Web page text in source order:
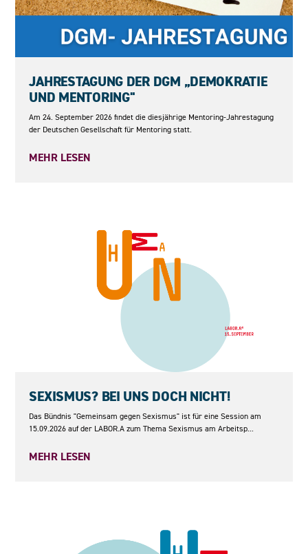
JAHRESTAGUNG DER DGM „DEMOKRATIE
UND MENTORING"
Am 24. September 2026 findet die diesjährige Mentoring-Jahrestagung
der Deutschen Gesellschaft für Mentoring statt.
MEHR LESEN
SEXISMUS? BEI UNS DOCH NICHT!
Das Bündnis "Gemeinsam gegen Sexismus" ist für eine Session am
15.09.2026 auf der LABOR.A zum Thema Sexismus am Arbeitsp...
MEHR LESEN